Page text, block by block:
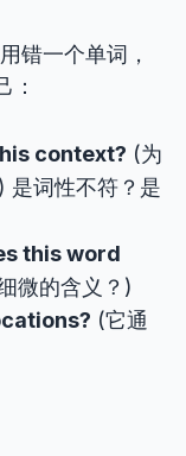
错一个单词，
：
context? (为
是词性不符？是
this word
微的含义？)
(它通